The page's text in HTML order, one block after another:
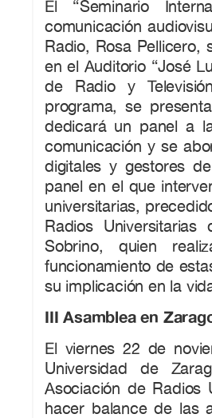
El “Seminario
comunicación
Radio, Rosa Pellicero,
en el Auditorio “José
de Radio y
programa, se
dedicará un panel a
comunicación y se
digitales y gestores
panel en el que
universitarias,
Radios
Sobrino, quien
funcionamiento de
su implicación en la
III Asamblea en
El viernes 22 de
Universidad de
Asociación de Radios
hacer balance de las